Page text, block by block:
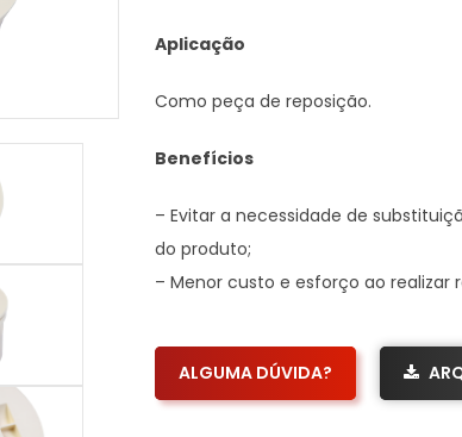
Aplicação
Como peça de reposição.
Benefícios
– Evitar a necessidade de
do produto;
– Menor custo e esforço ao realizar
ALGUMA DÚVIDA?